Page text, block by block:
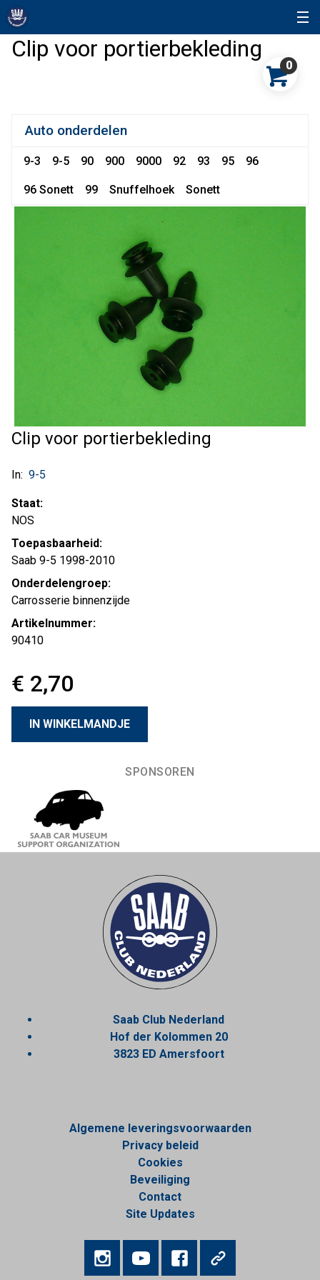
Clip voor portierbekleding
0
Auto onderdelen
9-3 9-5 90 900 9000 92 93 95 96
96 Sonett 99 Snuffelhoek Sonett
Clip voor portierbekleding
In: 9-5
Staat:
NOS
Toepasbaarheid:
Saab 9-5 1998-2010
Onderdelengroep:
Carrosserie binnenzijde
Artikelnummer:
90410
€ 2,70
SPONSOREN
Saab Club Nederland
Hof der Kolommen 20
3823 ED Amersfoort
Algemene leveringsvoorwaarden
Privacy beleid
Cookies
Beveiliging
Contact
Site Updates